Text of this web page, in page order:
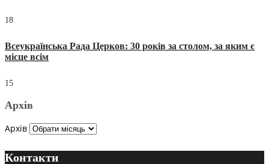
18
Всеукраїнська Рада Церков: 30 років за столом, за яким є
місце всім
15
Архів
Архів
Контакти